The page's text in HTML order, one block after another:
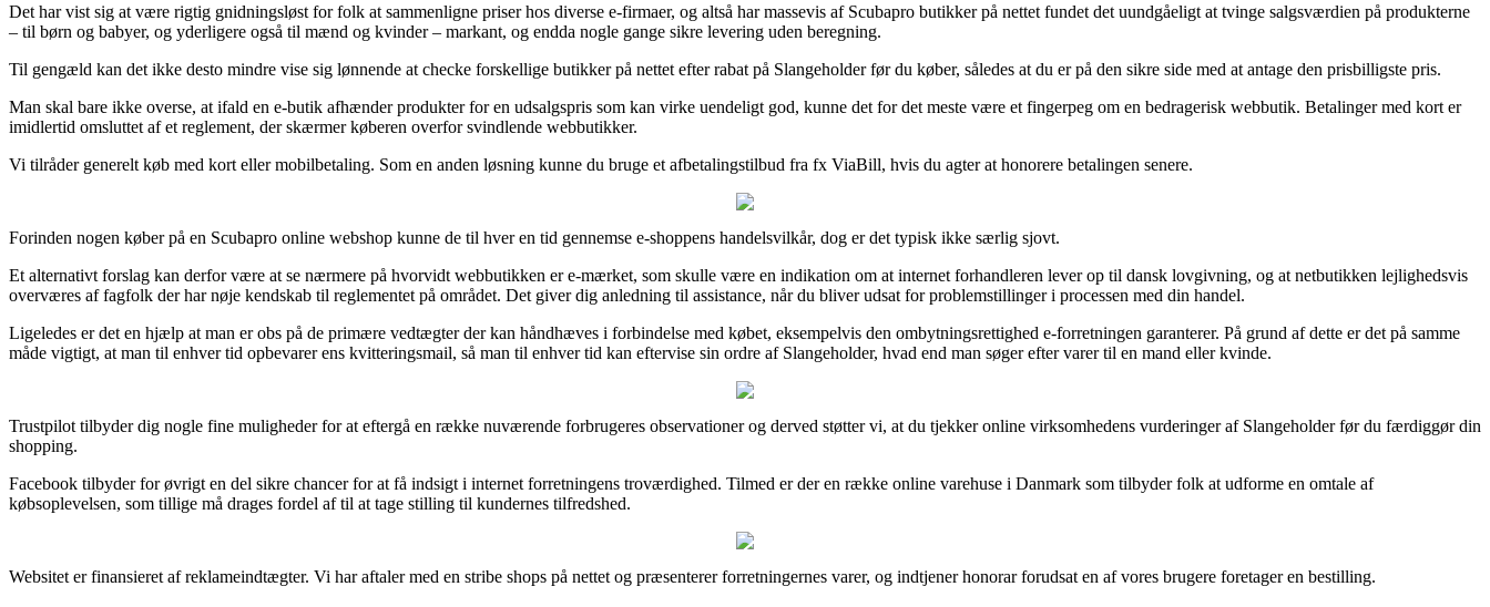
Det har vist sig at være rigtig gnidningsløst for folk at sammenligne priser hos diverse e-firmaer, og altså har massevis af Scubapro butikker på nettet fundet det uundgåeligt at tvinge salgsværdien på produkterne
– til børn og babyer, og yderligere også til mænd og kvinder – markant, og endda nogle gange sikre levering uden beregning.
Til gengæld kan det ikke desto mindre vise sig lønnende at checke forskellige butikker på nettet efter rabat på Slangeholder før du køber, således at du er på den sikre side med at antage den prisbilligste pris.
Man skal bare ikke overse, at ifald en e-butik afhænder produkter for en udsalgspris som kan virke uendeligt god, kunne det for det meste være et fingerpeg om en bedragerisk webbutik. Betalinger med kort er
imidlertid omsluttet af et reglement, der skærmer køberen overfor svindlende webbutikker.
Vi tilråder generelt køb med kort eller mobilbetaling. Som en anden løsning kunne du bruge et afbetalingstilbud fra fx ViaBill, hvis du agter at honorere betalingen senere.
Forinden nogen køber på en Scubapro online webshop kunne de til hver en tid gennemse e-shoppens handelsvilkår, dog er det typisk ikke særlig sjovt.
Et alternativt forslag kan derfor være at se nærmere på hvorvidt webbutikken er e-mærket, som skulle være en indikation om at internet forhandleren lever op til dansk lovgivning, og at netbutikken lejlighedsvis
overværes af fagfolk der har nøje kendskab til reglementet på området. Det giver dig anledning til assistance, når du bliver udsat for problemstillinger i processen med din handel.
Ligeledes er det en hjælp at man er obs på de primære vedtægter der kan håndhæves i forbindelse med købet, eksempelvis den ombytningsrettighed e-forretningen garanterer. På grund af dette er det på samme
måde vigtigt, at man til enhver tid opbevarer ens kvitteringsmail, så man til enhver tid kan eftervise sin ordre af Slangeholder, hvad end man søger efter varer til en mand eller kvinde.
Trustpilot tilbyder dig nogle fine muligheder for at eftergå en række nuværende forbrugeres observationer og derved støtter vi, at du tjekker online virksomhedens vurderinger af Slangeholder før du færdiggør din
shopping.
Facebook tilbyder for øvrigt en del sikre chancer for at få indsigt i internet forretningens troværdighed. Tilmed er der en række online varehuse i Danmark som tilbyder folk at udforme en omtale af
købsoplevelsen, som tillige må drages fordel af til at tage stilling til kundernes tilfredshed.
Websitet er finansieret af reklameindtægter. Vi har aftaler med en stribe shops på nettet og præsenterer forretningernes varer, og indtjener honorar forudsat en af vores brugere foretager en bestilling.